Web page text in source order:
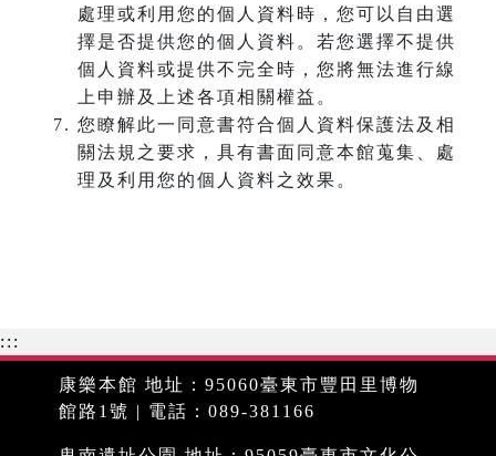
處理或利用您的個人資料時，您可以自由選
擇是否提供您的個人資料。若您選擇不提供
個人資料或提供不完全時，您將無法進行線
上申辦及上述各項相關權益。
您瞭解此一同意書符合個人資料保護法及相
關法規之要求，具有書面同意本館蒐集、處
理及利用您的個人資料之效果。
:::
康樂本館 地址：95060臺東市豐田里博物
館路1號 | 電話：089-381166